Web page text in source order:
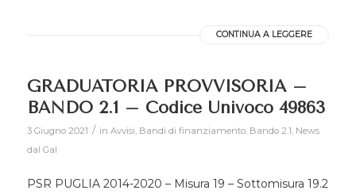
CONTINUA A LEGGERE
GRADUATORIA PROVVISORIA –
BANDO 2.1 – Codice Univoco 49863
3 Giugno 2021 / in Avvisi, Bandi di finanziamento, Bando 2.1, News
dal Gal
PSR PUGLIA 2014-2020 – Misura 19 – Sottomisura 19.2